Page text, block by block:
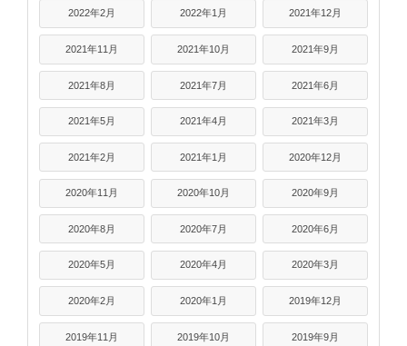
2022年2月 2022年1月 2021年12月
2021年11月 2021年10月 2021年9月
2021年8月 2021年7月 2021年6月
2021年5月 2021年4月 2021年3月
2021年2月 2021年1月 2020年12月
2020年11月 2020年10月 2020年9月
2020年8月 2020年7月 2020年6月
2020年5月 2020年4月 2020年3月
2020年2月 2020年1月 2019年12月
2019年11月 2019年10月 2019年9月